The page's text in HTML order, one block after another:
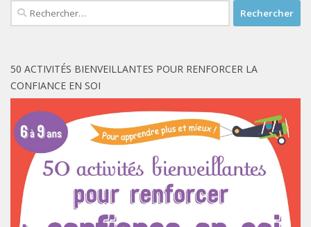
Rechercher :
50 ACTIVITÉS BIENVEILLANTES POUR RENFORCER LA
CONFIANCE EN SOI